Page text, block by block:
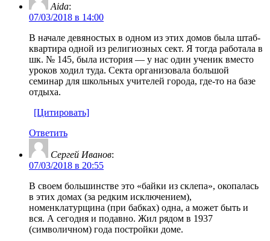
Aida:
07/03/2018 в 14:00
В начале девяностых в одном из этих домов была штаб-
квартира одной из религиозных сект. Я тогда работала в
шк. № 145, была история — у нас один ученик вместо
уроков ходил туда. Секта организовала большой
семинар для школьных учителей города, где-то на базе
отдыха.
[Цитировать]
Ответить
Сергей Иванов:
07/03/2018 в 20:55
В своем большинстве это «байки из склепа», окопалась
в этих домах (за редким исключением),
номенклатурщина (при бабках) одна, а может быть и
вся. А сегодня и подавно. Жил рядом в 1937
(символичном) года постройки доме.